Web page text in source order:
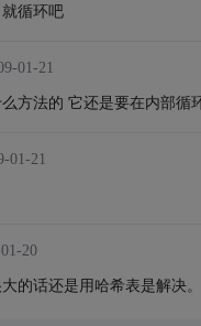
循环吧
01-21
方法的 它还是要在内部循
01-21
20
的话还是用哈希表是解决。